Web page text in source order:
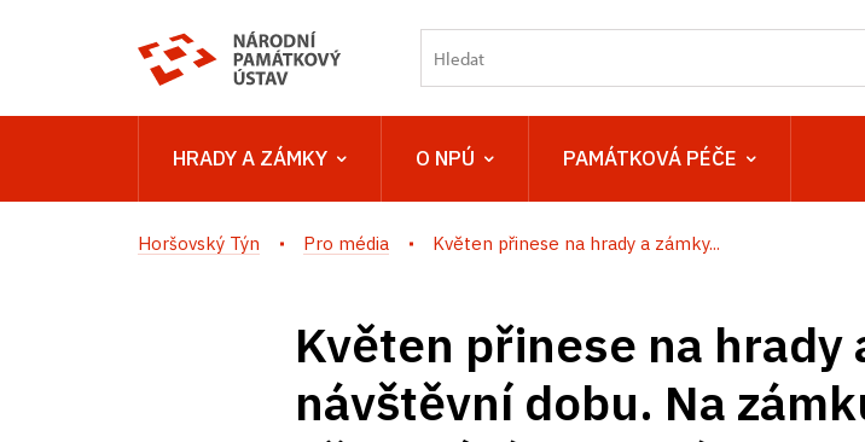
HRADY A ZÁMKY O NPÚ PAMÁTKOVÁ PÉČE
Horšovský Týn Pro média Květen přinese na hrady a zámky...
Květen přinese na hrady
návštěvní dobu. Na